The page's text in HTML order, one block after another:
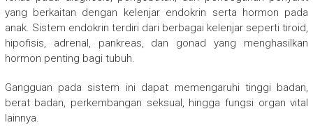
yang berkaitan dengan kelenjar endokrin serta hormon pada
anak. Sistem endokrin terdiri dari berbagai kelenjar seperti tiroid,
hipofisis, adrenal, pankreas, dan gonad yang menghasilkan
hormon penting bagi tubuh.
Gangguan pada sistem ini dapat memengaruhi tinggi badan,
berat badan, perkembangan seksual, hingga fungsi organ vital
lainnya.